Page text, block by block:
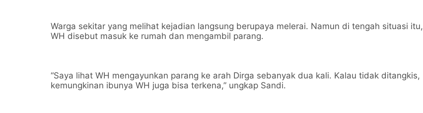
Warga sekitar yang melihat kejadian langsung berupaya melerai. Namun di tengah situasi itu,
WH disebut masuk ke rumah dan mengambil parang.
“Saya lihat WH mengayunkan parang ke arah Dirga sebanyak dua kali. Kalau tidak ditangkis,
kemungkinan ibunya WH juga bisa terkena,” ungkap Sandi.